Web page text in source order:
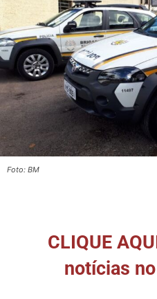
Foto: BM
CLIQUE
notícias